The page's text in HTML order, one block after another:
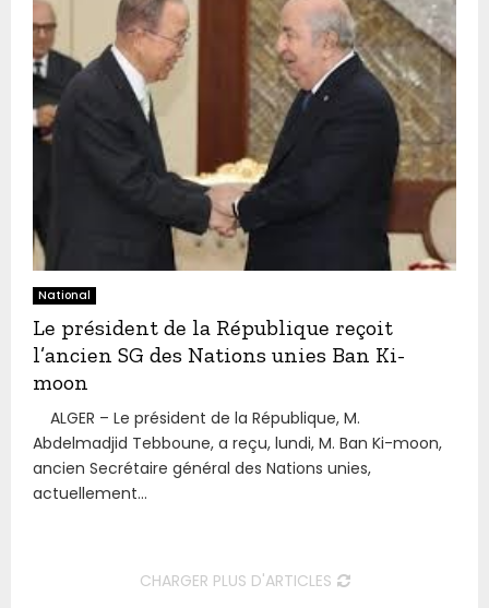
National
Le président de la République reçoit
l’ancien SG des Nations unies Ban Ki-
moon
ALGER – Le président de la République, M.
Abdelmadjid Tebboune, a reçu, lundi, M. Ban Ki-moon,
ancien Secrétaire général des Nations unies,
actuellement...
CHARGER PLUS D'ARTICLES